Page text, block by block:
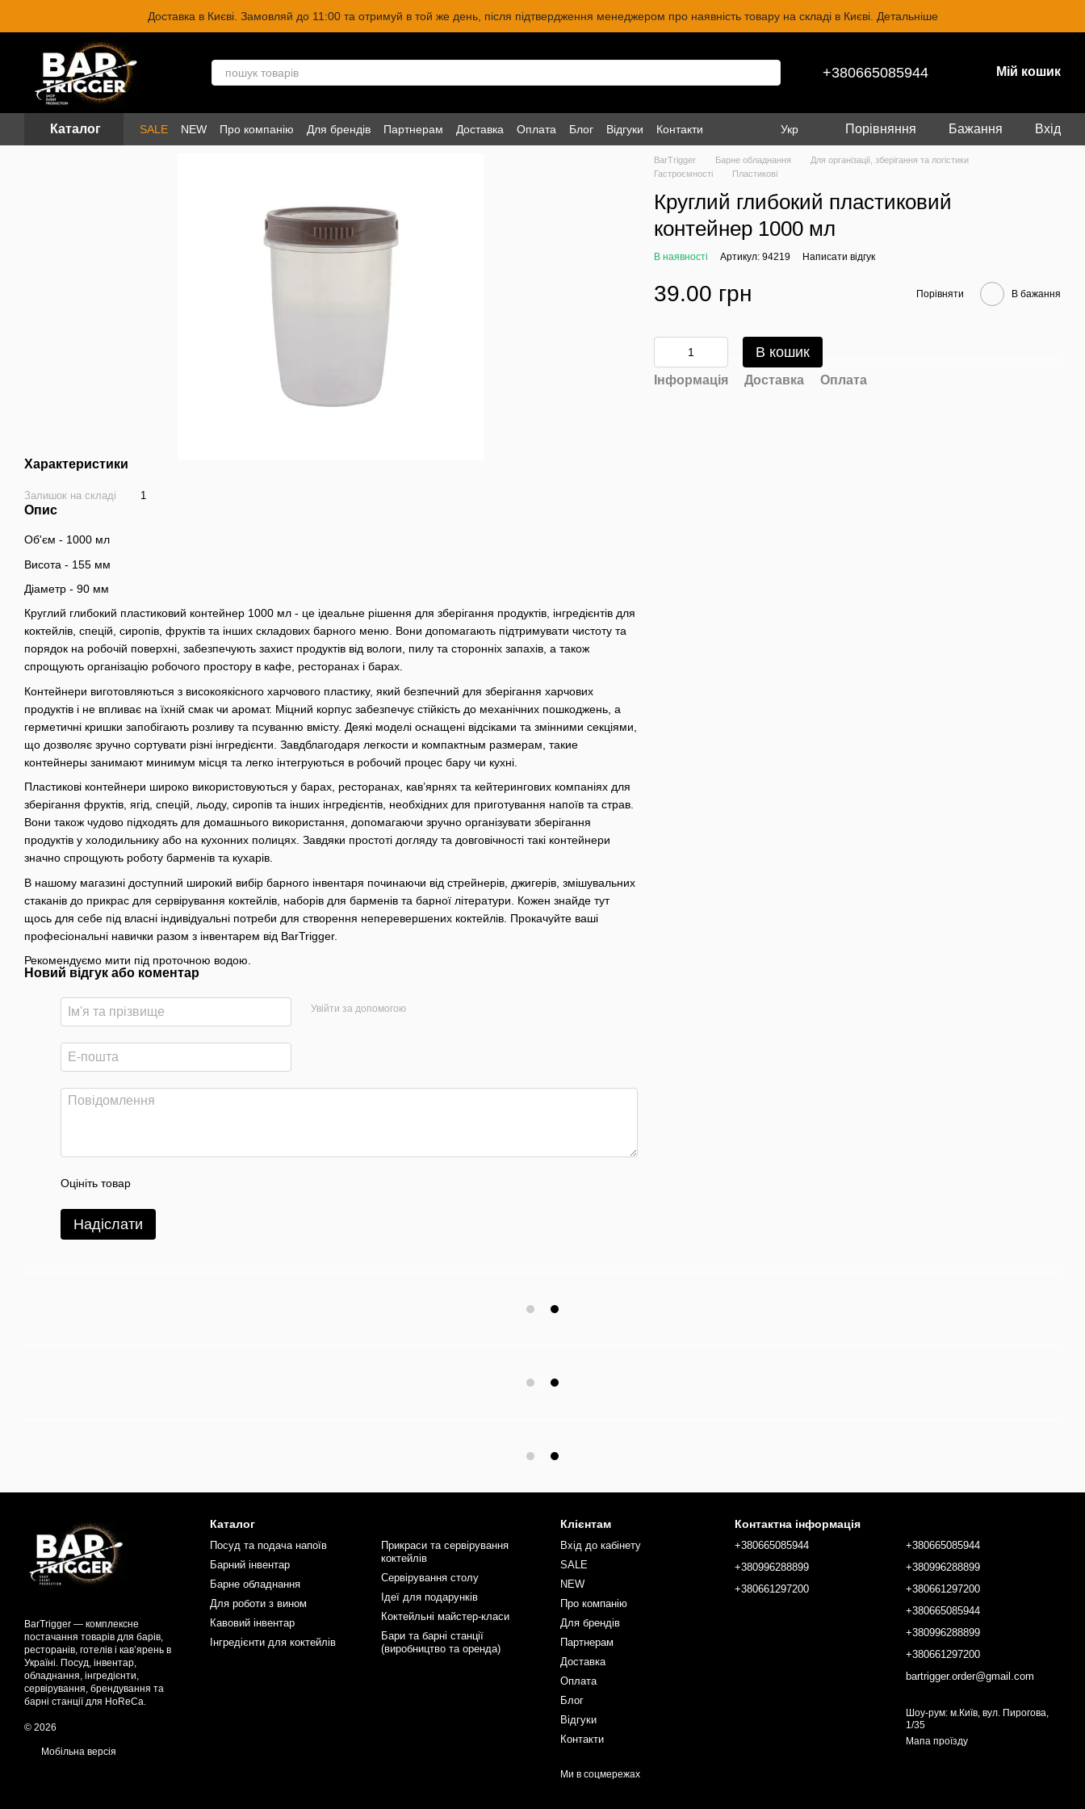
Перейти до основного контентуДоставка в Києві. Замовляй до 11:00 та отримуй в той же день, після підтвердження менеджером про наявність товару на складі в Києві. Детальніше
+380665085944 Мій кошик
Каталог SALE NEW Про компанію Для брендів Партнерам Доставка Оплата Блог Відгуки Контакти Укр Порівняння Бажання Вхід
Характеристики
Залишок на складі 1
Опис
Об'єм - 1000 мл
Висота - 155 мм
Діаметр - 90 мм
Круглий глибокий пластиковий контейнер 1000 мл - це ідеальне рішення для зберігання продуктів, інгредієнтів для
коктейлів, спецій, сиропів, фруктів та інших складових барного меню. Вони допомагають підтримувати чистоту та
порядок на робочій поверхні, забезпечують захист продуктів від вологи, пилу та сторонніх запахів, а також
спрощують організацію робочого простору в кафе, ресторанах і барах.
Контейнери виготовляються з високоякісного харчового пластику, який безпечний для зберігання харчових
продуктів і не впливає на їхній смак чи аромат. Міцний корпус забезпечує стійкість до механічних пошкоджень, а
герметичні кришки запобігають розливу та псуванню вмісту. Деякі моделі оснащені відсіками та змінними секціями,
що дозволяє зручно сортувати різні інгредієнти. Завдблагодаря легкости и компактным размерам, такие
контейнеры занимают минимум місця та легко інтегруються в робочий процес бару чи кухні.
Пластикові контейнери широко використовуються у барах, ресторанах, кав’ярнях та кейтерингових компаніях для
зберігання фруктів, ягід, спецій, льоду, сиропів та інших інгредієнтів, необхідних для приготування напоїв та страв.
Вони також чудово підходять для домашнього використання, допомагаючи зручно організувати зберігання
продуктів у холодильнику або на кухонних полицях. Завдяки простоті догляду та довговічності такі контейнери
значно спрощують роботу барменів та кухарів.
В нашому магазині доступний широкий вибір барного інвентаря починаючи від стрейнерів, джигерів, змішувальних
стаканів до прикрас для сервірування коктейлів, наборів для барменів та барної літератури. Кожен знайде тут
щось для себе під власні індивідуальні потреби для створення неперевершених коктейлів. Прокачуйте ваші
професіональні навички разом з інвентарем від BarTrigger.
Рекомендуємо мити під проточною водою.
Новий відгук або коментар
Увійти за допомогою
Оцініть товар
Надіслати
BarTrigger Барне обладнання
Для організації, зберігання та логістики
Гастроємності
Пластикові
Круглий глибокий пластиковий
контейнер 1000 мл
В наявності Артикул: 94219 Написати відгук
39.00 грн Порівняти В бажання
В кошик
Інформація Доставка Оплата
BarTrigger — комплексне
постачання товарів для барів,
ресторанів, готелів і кав’ярень в
Україні. Посуд, інвентар,
обладнання, інгредієнти,
сервірування, брендування та
барні станції для HoReCa.
© 2026
Мобільна версія
Каталог
Посуд та подача напоїв
Барний інвентар
Барне обладнання
Для роботи з вином
Кавовий інвентар
Інгредієнти для коктейлів
Прикраси та сервірування
коктейлів
Сервірування столу
Ідеї для подарунків
Коктейльні майстер-класи
Бари та барні станції
(виробництво та оренда)
Клієнтам
Вхід до кабінету
SALE
NEW
Про компанію
Для брендів
Партнерам
Доставка
Оплата
Блог
Відгуки
Контакти
Ми в соцмережах
Контактна інформація
+380665085944
+380996288899
+380661297200
+380665085944
+380996288899
+380661297200
+380665085944
+380996288899
+380661297200
bartrigger.order@gmail.com
Шоу-рум: м.Київ, вул. Пирогова,
1/35
Мапа проїзду